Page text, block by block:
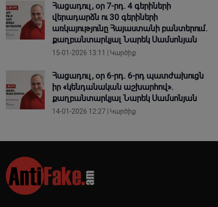
Հացադուլ, օր 7-րդ. 4 գերիների
վերադարձն ու 30 գերիների
առկայությունը Հայաստանի բանտերում.
քաղբանտարկյալ Նարեկ Սամսոնյան
15-01-2026 13:11 | Կարծիք
Հացադուլ, օր 6-րդ. 6-րդ պատժախուցն
իր «կենդանական աշխարհով».
քաղբանտարկյալ Նարեկ Սամսոնյան
14-01-2026 12:27 | Կարծիք